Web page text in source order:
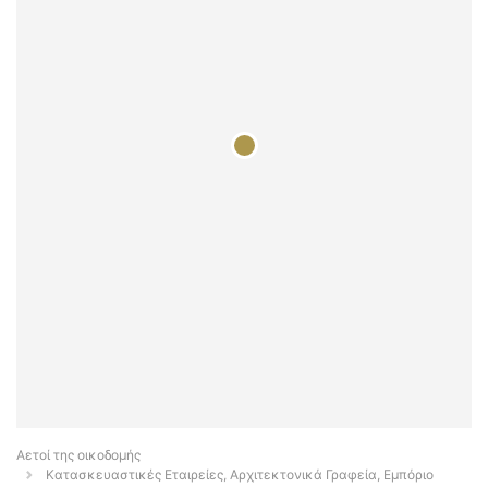
Αετοί της οικοδομής
Κατασκευαστικές Εταιρείες, Αρχιτεκτονικά Γραφεία, Εμπόριο